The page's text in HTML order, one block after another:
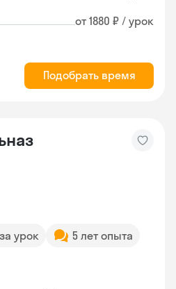
от 1880 ₽ / урок
Подобрать время
урок 5 лет опыта